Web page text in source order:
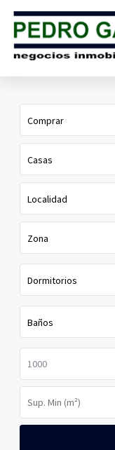
Comprar
Casas
Localidad
Zona
Dormitorios
Baños